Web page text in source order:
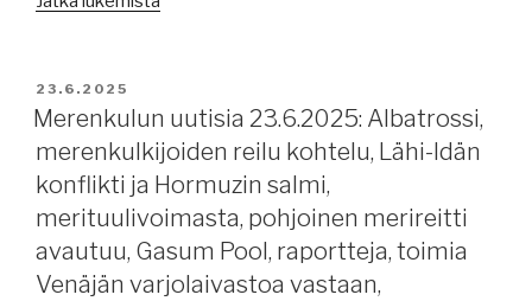
merenkulkijoiden
päivää!
Päivitetty
klo
18.00:
GNSS
varoitus
JULKAISTU
23.6.2025
Merenkulun uutisia 23.6.2025: Albatrossi,
merenkulkijoiden reilu kohtelu, Lähi-Idän
konflikti ja Hormuzin salmi,
merituulivoimasta, pohjoinen merireitti
avautuu, Gasum Pool, raportteja, toimia
Venäjän varjolaivastoa vastaan,